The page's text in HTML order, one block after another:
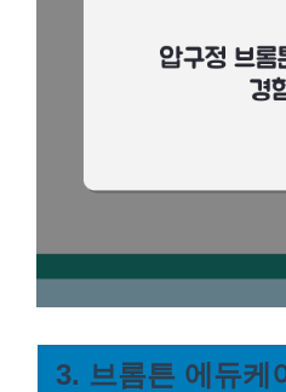
3. 브롬튼 에듀케